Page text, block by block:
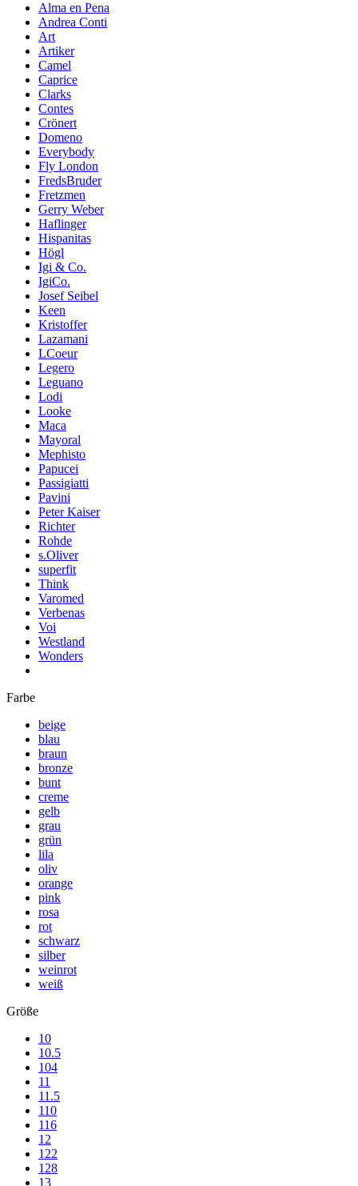
Alma en Pena
Andrea Conti
Art
Artiker
Camel
Caprice
Clarks
Contes
Crönert
Domeno
Everybody
Fly London
FredsBruder
Fretzmen
Gerry Weber
Haflinger
Hispanitas
Högl
Igi & Co.
IgiCo.
Josef Seibel
Keen
Kristoffer
Lazamani
LCoeur
Legero
Leguano
Lodi
Looke
Maca
Mayoral
Mephisto
Papucei
Passigiatti
Pavini
Peter Kaiser
Richter
Rohde
s.Oliver
superfit
Think
Varomed
Verbenas
Voi
Westland
Wonders
Farbe
beige
blau
braun
bronze
bunt
creme
gelb
grau
grün
lila
oliv
orange
pink
rosa
rot
schwarz
silber
weinrot
weiß
Größe
10
10.5
104
11
11.5
110
116
12
122
128
13